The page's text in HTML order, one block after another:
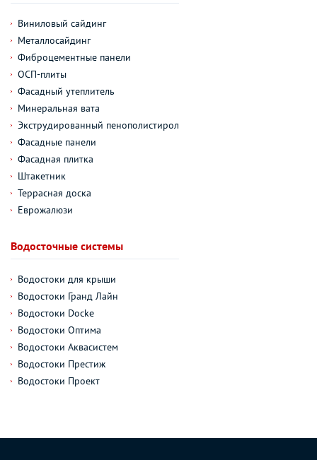
Виниловый сайдинг
Металлосайдинг
Фиброцементные панели
ОСП-плиты
Фасадный утеплитель
Минеральная вата
Экструдированный пенополистирол
Фасадные панели
Фасадная плитка
Штакетник
Террасная доска
Еврожалюзи
Водосточные системы
Водостоки для крыши
Водостоки Гранд Лайн
Водостоки Docke
Водостоки Оптима
Водостоки Аквасистем
Водостоки Престиж
Водостоки Проект